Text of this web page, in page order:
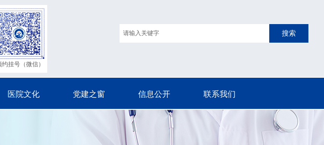
搜索
约挂号（微信）
医院文化 党建之窗 信息公开 联系我们
医院文化 党建之窗 信息公开 联系我们